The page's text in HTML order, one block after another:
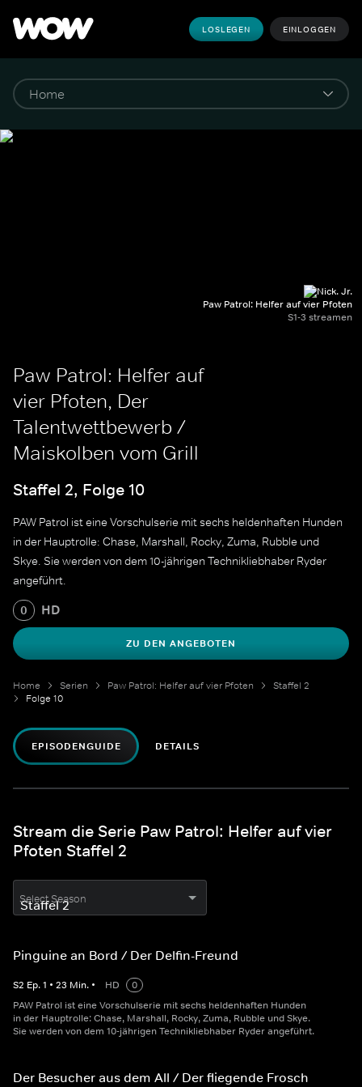
LOSLEGEN EINLOGGEN
Paw Patrol: Helfer auf vier Pfoten
S1-3 streamen
Paw Patrol: Helfer auf
vier Pfoten, Der
Talentwettbewerb /
Maiskolben vom Grill
Staffel 2, Folge 10
PAW Patrol ist eine Vorschulserie mit sechs heldenhaften Hunden
in der Hauptrolle: Chase, Marshall, Rocky, Zuma, Rubble und
Skye. Sie werden von dem 10-jährigen Technikliebhaber Ryder
angeführt.
0 HD
ZU DEN ANGEBOTEN
Home Serien Paw Patrol: Helfer auf vier Pfoten
Staffel 2
Folge 10
EPISODENGUIDE DETAILS
Stream die Serie Paw Patrol: Helfer auf vier
Pfoten Staffel 2
Select Season
Pinguine an Bord / Der Delfin-Freund
S2 Ep.1 • 23 Min. • HD
0
PAW Patrol ist eine Vorschulserie mit sechs heldenhaften Hunden
in der Hauptrolle: Chase, Marshall, Rocky, Zuma, Rubble und Skye.
Sie werden von dem 10-jährigen Technikliebhaber Ryder angeführt.
Der Besucher aus dem All / Der fliegende Frosch